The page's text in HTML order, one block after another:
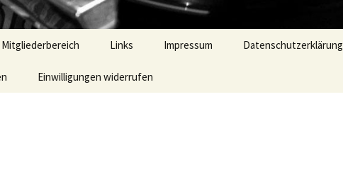
Mitgliederbereich
Erreichbarkeit
Vorstandschaft
Links Impressum Datenschutzerklärung
Einwilligungen widerrufen